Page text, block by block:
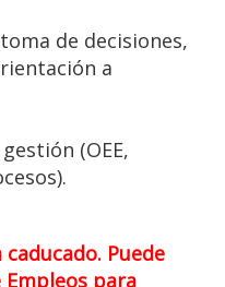
de decisiones,
a
(OEE,
Puede
Empleos para